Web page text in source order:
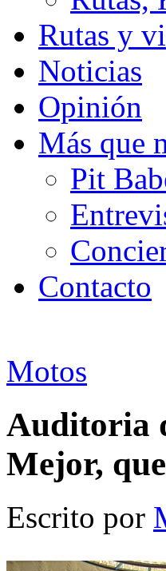
Rutas y
Noticias
Opinión
Más que
Pit
Contacto
Motos
Auditoria
Mejor,
Escrito por